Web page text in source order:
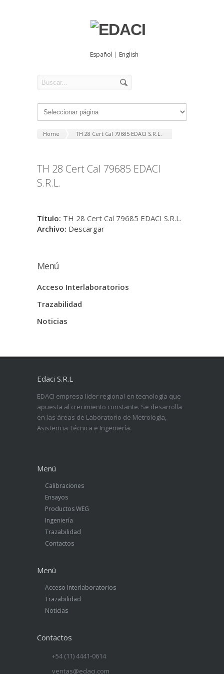
Español | English
Home TH 28 Cert Cal 79685 EDACI S.R.L.
TH 28 Cert Cal 79685 EDACI
S.R.L.
Título: TH 28 Cert Cal 79685 EDACI S.R.L.
Archivo: Descargar
Menú
Acceso Interlaboratorios
Trazabilidad
Noticias
Edaci S.R.L
EDACI empresa líder regional en tecnología que
apuesta al crecimiento constante. Se desarrolla
en las áreas de Laboratorio de Metrología,
Asistencia Técnica e Ingeniería.
Menú
Calibraciones
Ensayos
Productos WEG
Ingeniería
Trazabilidad
Contactos
Menú
Acceso Interlaboratorios
Trazabilidad
Noticias
Contactos
+54 (11) 4441-0614
ventas@edaci.com